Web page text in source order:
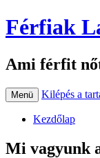
Férfiak
Ami férfit
Menü Kilépés a
Kezdőlap
Mi vagyunk